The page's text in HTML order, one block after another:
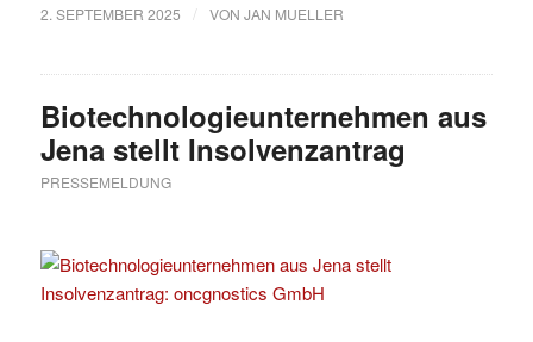
2. SEPTEMBER 2025 / VON JAN MUELLER
Biotechnologieunternehmen aus
Jena stellt Insolvenzantrag
PRESSEMELDUNG